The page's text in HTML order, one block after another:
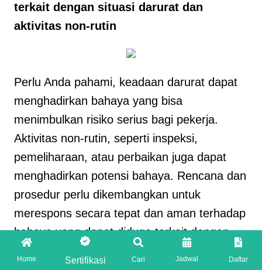
terkait dengan situasi darurat dan
aktivitas non-rutin
Perlu Anda pahami, keadaan darurat dapat
menghadirkan bahaya yang bisa
menimbulkan risiko serius bagi pekerja.
Aktivitas non-rutin, seperti inspeksi,
pemeliharaan, atau perbaikan juga dapat
menghadirkan potensi bahaya. Rencana dan
prosedur perlu dikembangkan untuk
merespons secara tepat dan aman terhadap
bahaya yang dapat diduga terkait dengan
keadaan darurat dan aktivitas non-rutin.
Home Sertifikasi Cari Jadwal Daftar